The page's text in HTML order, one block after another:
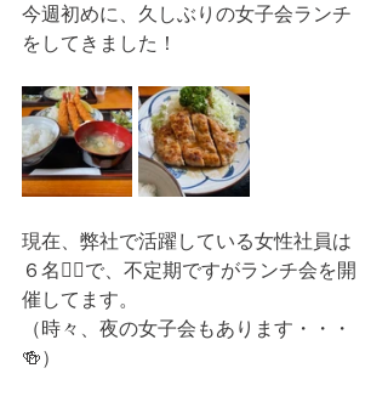
今週初めに、久しぶりの女子会ランチ
をしてきました！
現在、弊社で活躍している女性社員は
６名💁‍♀️で、不定期ですがランチ会を開
催してます。
（時々、夜の女子会もあります・・・
🍻）